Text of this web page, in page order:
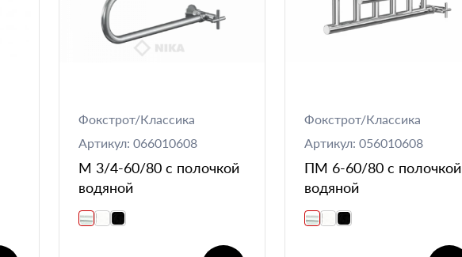
Фокстрот/Классика
Артикул: 066010608
М 3/4-60/80 с полочкой
водяной
Фокстрот/Классика
Артикул: 056010608
ПМ 6-60/80 с полочкой
водяной